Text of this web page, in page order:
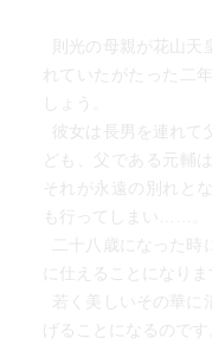
させられる一冊です
こんなにも熱い物語
たと思いました。
則光の母親が花山天
れていたがたった二
しょう。
彼女は長男を連れて
ども、父である元輔
それが永遠の別れと
も行ってしまい……。
二十八歳になった時
に仕えることになりま
若く美しいその華に
げることになるのです